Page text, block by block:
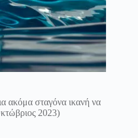
ακόμα σταγόνα ικανή να
2023)